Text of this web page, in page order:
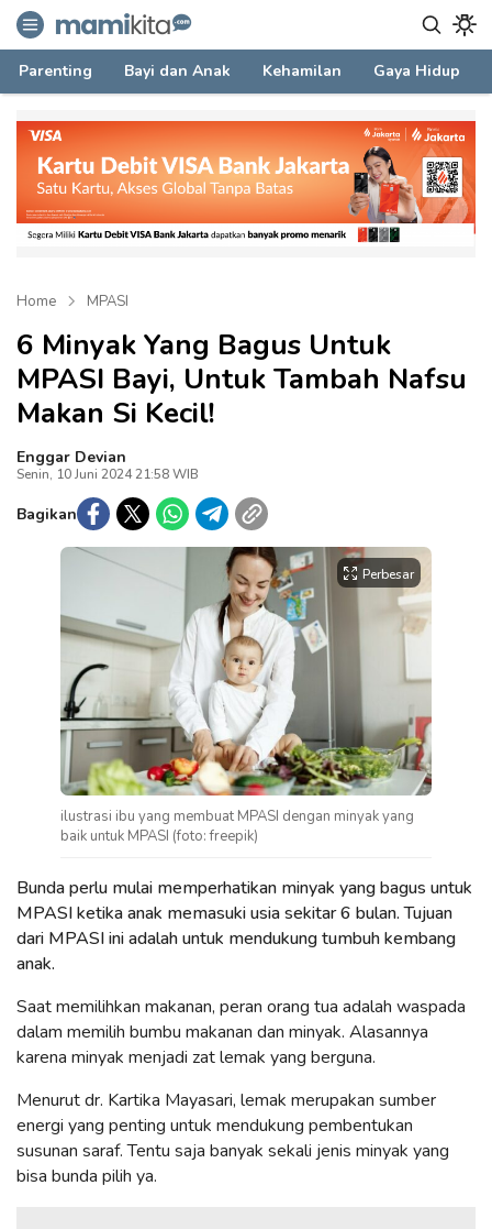
mamikita.com
Informasi Parenting untuk Mami Milenial
Parenting Bayi dan Anak Kehamilan Gaya Hidup
Home MPASI
6 Minyak Yang Bagus Untuk
MPASI Bayi, Untuk Tambah Nafsu
Makan Si Kecil!
Enggar Devian
Senin, 10 Juni 2024 21:58 WIB
Bagikan
Perbesar
ilustrasi ibu yang membuat MPASI dengan minyak yang
baik untuk MPASI (foto: freepik)
Bunda perlu mulai memperhatikan minyak yang bagus untuk
MPASI ketika anak memasuki usia sekitar 6 bulan. Tujuan
dari MPASI ini adalah untuk mendukung tumbuh kembang
anak.
Saat memilihkan makanan, peran orang tua adalah waspada
dalam memilih bumbu makanan dan minyak. Alasannya
karena minyak menjadi zat lemak yang berguna.
Menurut dr. Kartika Mayasari, lemak merupakan sumber
energi yang penting untuk mendukung pembentukan
susunan saraf. Tentu saja banyak sekali jenis minyak yang
bisa bunda pilih ya.